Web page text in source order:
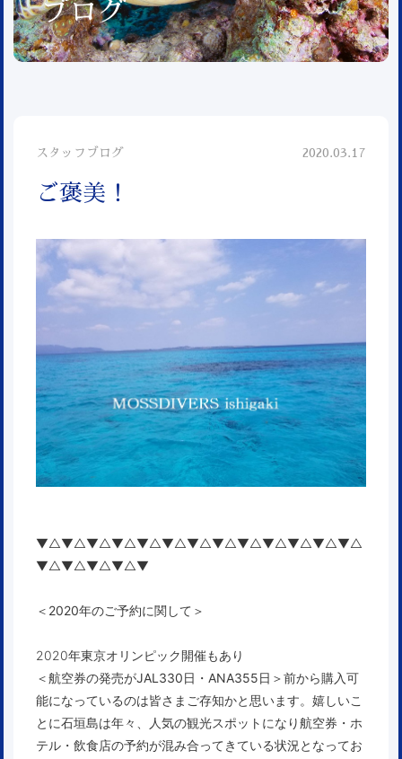
ブログ
スタッフブログ 2020.03.17
ご褒美！
▼△▼△▼△▼△▼△▼△▼△▼△▼△▼△▼△▼△▼△
▼△▼△▼△▼△▼
＜2020年のご予約に関して＞
2020年東京オリンピック開催もあり
＜航空券の発売がJAL330日 ・ ANA355日 ＞前から購入可
能になっているのは皆さまご存知かと思います。嬉しいこ
とに石垣島は年々、人気の観光スポットになり航空券・ホ
テル・飲食店の予約が混み合ってきている状況となってお